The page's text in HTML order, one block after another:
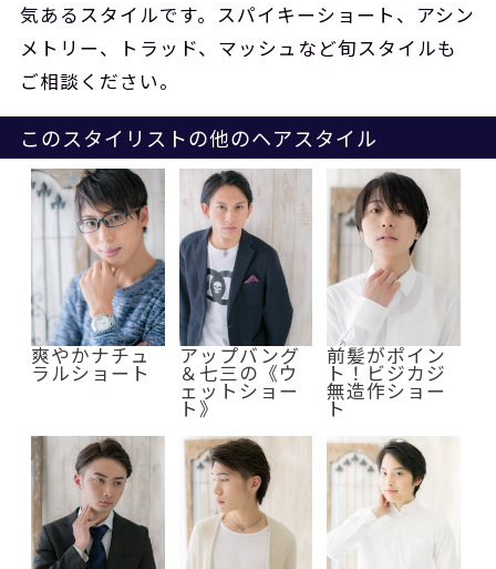
気あるスタイルです。スパイキーショート、アシン
メトリー、トラッド、マッシュなど旬スタイルも
ご相談ください。
このスタイリストの他のヘアスタイル
爽やかナチュ
ラルショート
アップバング
＆七三の《ウ
ェットショー
ト》
前髪がポイン
ト！ビジカジ
無造作ショー
ト